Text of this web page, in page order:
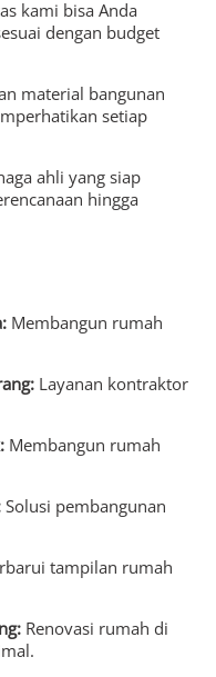
kami bisa Anda
dengan budget
material bangunan
setiap
ahli yang siap
hingga
Membangun rumah
Layanan kontraktor
Membangun rumah
Solusi pembangunan
tampilan rumah
Renovasi rumah di